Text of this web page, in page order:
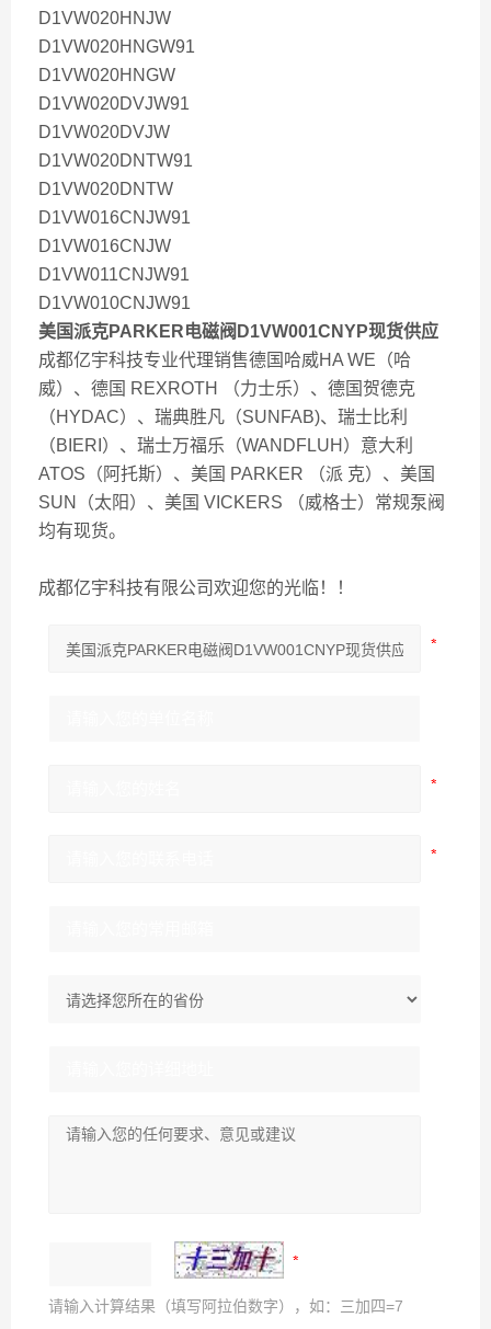
D1VW020HNJW
D1VW020HNGW91
D1VW020HNGW
D1VW020DVJW91
D1VW020DVJW
D1VW020DNTW91
D1VW020DNTW
D1VW016CNJW91
D1VW016CNJW
D1VW011CNJW91
D1VW010CNJW91
美国派克PARKER电磁阀D1VW001CNYP现货供应
成都亿宇科技专业代理销售德国哈威HA WE（哈
威）、德国 REXROTH （力士乐）、德国贺德克
（HYDAC）、瑞典胜凡（SUNFAB)、瑞士比利
（BIERI）、瑞士万福乐（WANDFLUH）意大利
ATOS（阿托斯）、美国 PARKER （派 克）、美国
SUN（太阳）、美国 VICKERS （威格士）常规泵阀
均有现货。
成都亿宇科技有限公司欢迎您的光临！！
请输入计算结果（填写阿拉伯数字），如：三加四=7